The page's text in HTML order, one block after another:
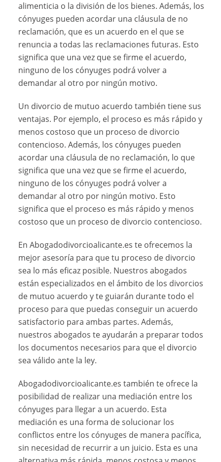
alimenticia o la división de los bienes. Además, los
cónyuges pueden acordar una cláusula de no
reclamación, que es un acuerdo en el que se
renuncia a todas las reclamaciones futuras. Esto
significa que una vez que se firme el acuerdo,
ninguno de los cónyuges podrá volver a
demandar al otro por ningún motivo.
Un divorcio de mutuo acuerdo también tiene sus
ventajas. Por ejemplo, el proceso es más rápido y
menos costoso que un proceso de divorcio
contencioso. Además, los cónyuges pueden
acordar una cláusula de no reclamación, lo que
significa que una vez que se firme el acuerdo,
ninguno de los cónyuges podrá volver a
demandar al otro por ningún motivo. Esto
significa que el proceso es más rápido y menos
costoso que un proceso de divorcio contencioso.
En Abogadodivorcioalicante.es te ofrecemos la
mejor asesoría para que tu proceso de divorcio
sea lo más eficaz posible. Nuestros abogados
están especializados en el ámbito de los divorcios
de mutuo acuerdo y te guiarán durante todo el
proceso para que puedas conseguir un acuerdo
satisfactorio para ambas partes. Además,
nuestros abogados te ayudarán a preparar todos
los documentos necesarios para que el divorcio
sea válido ante la ley.
Abogadodivorcioalicante.es también te ofrece la
posibilidad de realizar una mediación entre los
cónyuges para llegar a un acuerdo. Esta
mediación es una forma de solucionar los
conflictos entre los cónyuges de manera pacífica,
sin necesidad de recurrir a un juicio. Esta es una